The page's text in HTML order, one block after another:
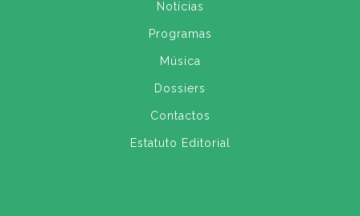
Notícias
Programas
Música
Dossiers
Contactos
Estatuto Editorial